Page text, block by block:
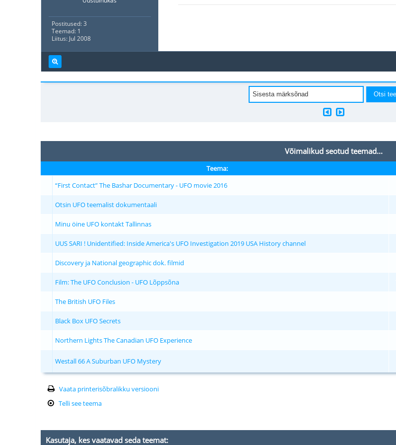
Postitused: 3
Teemad: 1
Liitus: Jul 2008
Võimalikud seotud teemad...
Teema:
“First Contact” The Bashar Documentary - UFO movie 2016
Otsin UFO teemalist dokumentaali
Minu öine UFO kontakt Tallinnas
UUS SARI ! Unidentified: Inside America's UFO Investigation 2019 USA History channel
Discovery ja National geographic dok. filmid
Film: The UFO Conclusion - UFO Lõppsõna
The British UFO Files
Black Box UFO Secrets
Northern Lights The Canadian UFO Experience
Westall 66 A Suburban UFO Mystery
Vaata printerisõbralikku versiooni
Telli see teema
Kasutaja, kes vaatavad seda teemat: